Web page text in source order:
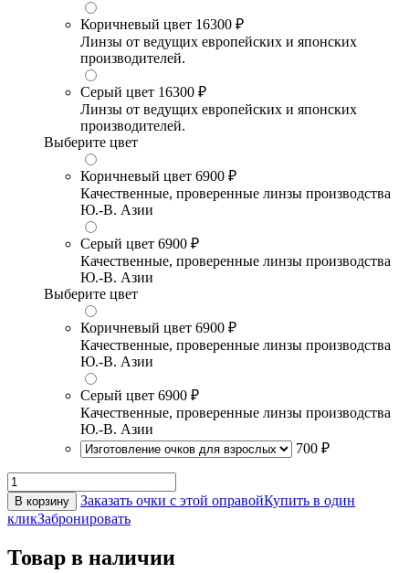
Коричневый цвет 16300 ₽
Линзы от ведущих европейских и японских
производителей.
Серый цвет 16300 ₽
Линзы от ведущих европейских и японских
производителей.
Выберите цвет
Коричневый цвет 6900 ₽
Качественные, проверенные линзы производства
Ю.-В. Азии
Серый цвет 6900 ₽
Качественные, проверенные линзы производства
Ю.-В. Азии
Выберите цвет
Коричневый цвет 6900 ₽
Качественные, проверенные линзы производства
Ю.-В. Азии
Серый цвет 6900 ₽
Качественные, проверенные линзы производства
Ю.-В. Азии
700 ₽
В корзину Заказать очки с этой оправойКупить в один
кликЗабронировать
Товар в наличии